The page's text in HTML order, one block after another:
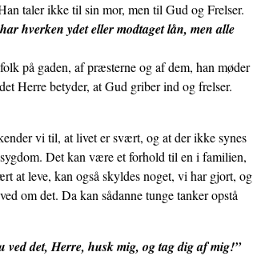
taler ikke til sin mor, men til Gud og Frelser.
hverken ydet eller modtaget lån, men alle
på gaden, af præsterne og af dem, han møder
Herre betyder, at Gud griber ind og frelser.
vi til, at livet er svært, og at der ikke synes
Det kan være et forhold til en i familien,
at leve, kan også skyldes noget, vi har gjort, og
om det. Da kan sådanne tunge tanker opstå
ved det, Herre, husk mig, og tag dig af mig!”